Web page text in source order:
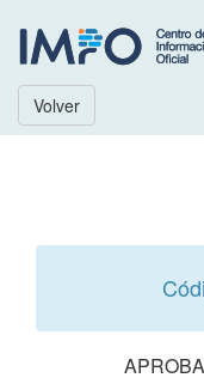
Volver